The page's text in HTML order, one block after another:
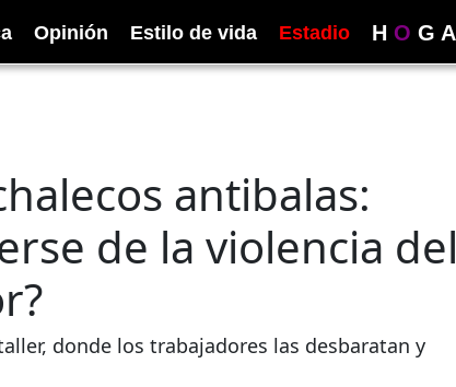
Opinión Estilo de vida Estadio H O G A
antibalas:
de la violencia del
donde los trabajadores las desbaratan y